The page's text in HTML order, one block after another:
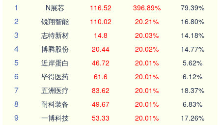
1
N展芯 116.52 396.89% 79.39%
2 锐翔智能 110.02 20.21% 16.80%
3 志特新材 14.8 20.03% 14.18%
4 博腾股份 20.44 20.02% 14.77%
5 近岸蛋白 46.72 20.01% 5.62%
6 毕得医药 61.6 20.01% 6.12%
7 五洲医疗 83.62 20.01% 18.37%
8 耐科装备 49.67 20.01% 6.83%
9 一博科技 53.33 20.01% 17.26%